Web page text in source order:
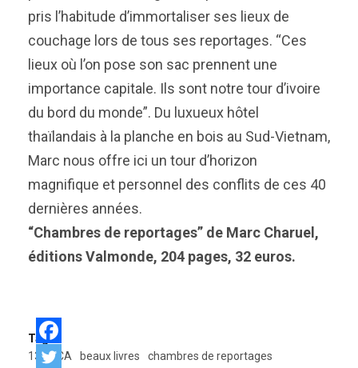
pris l’habitude d’immortaliser ses lieux de
couchage lors de tous ses reportages. “Ces
lieux où l’on pose son sac prennent une
importance capitale. Ils sont notre tour d’ivoire
du bord du monde”. Du luxueux hôtel
thaïlandais à la planche en bois au Sud-Vietnam,
Marc nous offre ici un tour d’horizon
magnifique et personnel des conflits de ces 40
dernières années.
“Chambres de reportages” de Marc Charuel,
éditions Valmonde, 204 pages, 32 euros.
Tags:
13e BCA
beaux livres
chambres de reportages